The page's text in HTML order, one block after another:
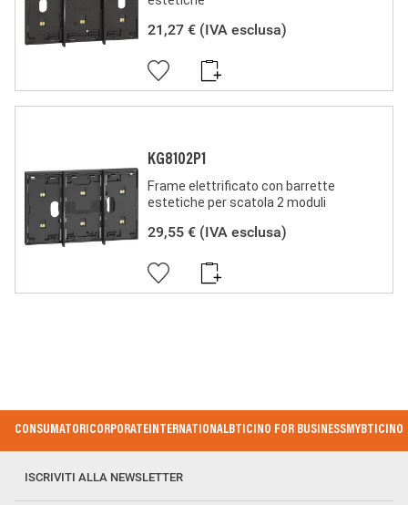
conformemente alla Regola dell'Arte in materia di sicurezza
elettrica, essi non compromettono la sicurezza di persone,
animali domestici e beni se installati in modo corretto, secondo
la loro destinazione, e sottoposti a manutenzione non difettosa.
I prodotti BTicino certificati con il marchio IMQ (Istituto italiano
del Marchio di Qualità) sono inoltre conformi ai requisiti delle
norme elaborate dal Comitato Elettrotecnico Italiano (CEI). Sulla
21,27 € (IVA esclusa)
KG8102P1
Frame elettrificato con barrette
estetiche per scatola 2 moduli
29,55 € (IVA esclusa)
Footer Menu
CONSUMATORICORPORATEINTERNATIONALBTICINO FOR BUSINESSMYBTICINO
ISCRIVITI ALLA NEWSLETTER